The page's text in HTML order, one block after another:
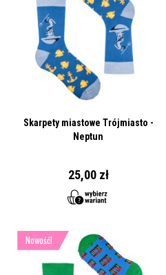
Skarpety miastowe Trójmiasto -
Neptun
25,00 zł
Nowość!